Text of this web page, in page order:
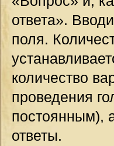
ответа».
поля.
количество
проведения
постоянным),
ответы.